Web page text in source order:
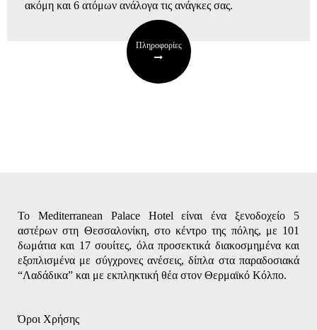
ακόμη και 6 ατόμων ανάλογα τις ανάγκες σας.
Πληροφορίες
Το Mediterranean Palace Hotel είναι ένα ξενοδοχείο 5
αστέρων στη Θεσσαλονίκη, στο κέντρο της πόλης, με 101
δωμάτια και 17 σουίτες, όλα προσεκτικά διακοσμημένα και
εξοπλισμένα με σύγχρονες ανέσεις, δίπλα στα παραδοσιακά
“Λαδάδικα” και με εκπληκτική θέα στον Θερμαϊκό Κόλπο.
Όροι Χρήσης